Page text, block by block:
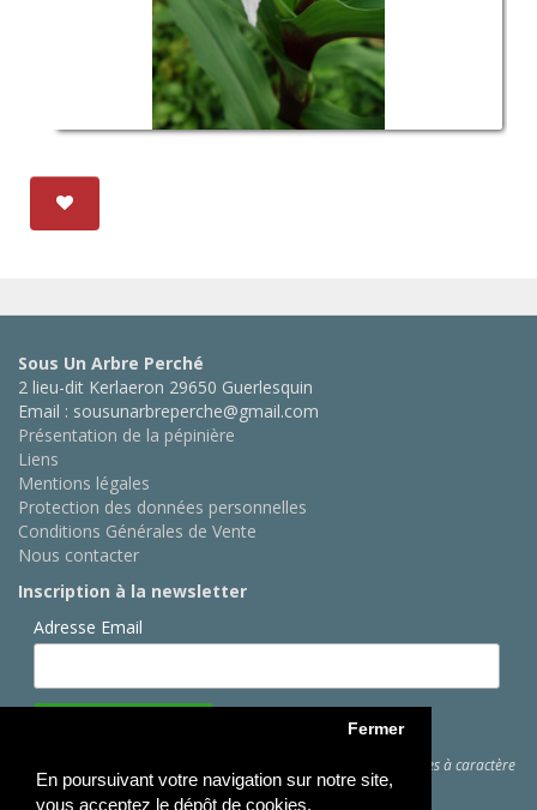
En poursuivant votre navigation sur notre site,
vous acceptez le dépôt de cookies.
Fermer
Sous Un Arbre Perché
2 lieu-dit Kerlaeron 29650 Guerlesquin
Email : sousunarbreperche@gmail.com
Présentation de la pépinière
Liens
Mentions légales
Protection des données personnelles
Conditions Générales de Vente
Nous contacter
Inscription à la newsletter
Adresse Email
pour des informations sur les traitements de données à caractère
personnel